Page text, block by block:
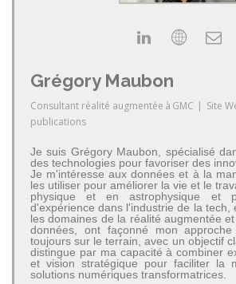
Grégory Maubon
Consultant réalité augmentée à GMC | Site
publications
Je suis Grégory Maubon, spécialisé
des technologies pour favoriser des
Je m'intéresse aux données et à la
les utiliser pour améliorer la vie et le
physique et en astrophysique et
d'expérience dans l'industrie de la tech,
les domaines de la réalité augmentée
données, ont façonné mon
toujours sur le terrain, avec un objectif
distingue par ma capacité à combiner
et vision stratégique pour faciliter la
solutions numériques transformatrices.